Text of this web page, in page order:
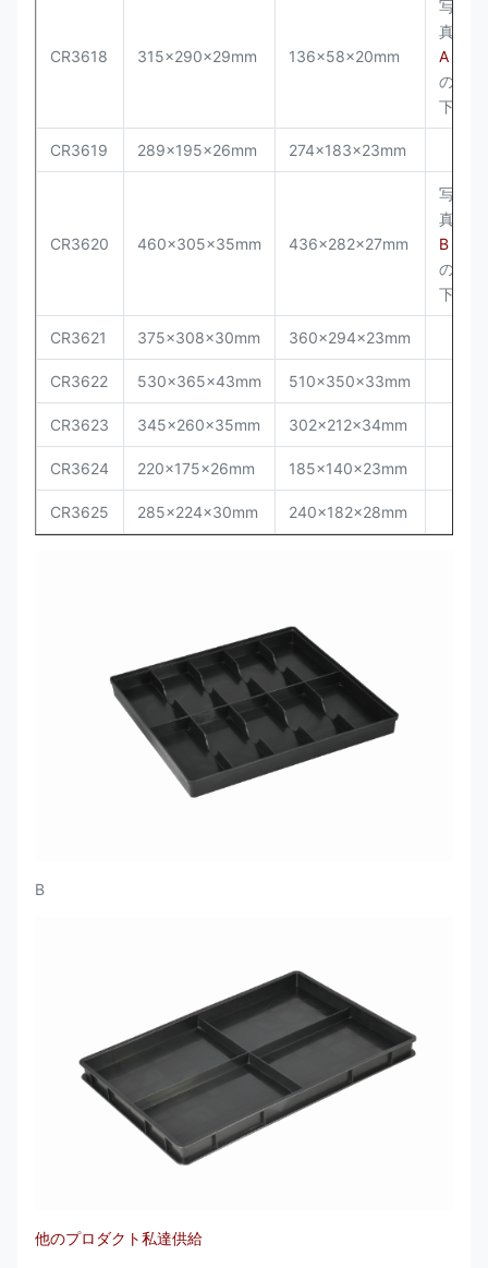
CR3618 315x290x29mm 136x58x20mm
写
真
A
の
下
CR3619 289x195x26mm 274x183x23mm
CR3620 460x305x35mm 436x282x27mm
写
真
B
の
下
CR3621 375x308x30mm 360x294x23mm
CR3622 530x365x43mm 510x350x33mm
CR3623 345x260x35mm 302x212x34mm
CR3624 220x175x26mm 185x140x23mm
CR3625 285x224x30mm 240x182x28mm
B
他のプロダクト私達供給